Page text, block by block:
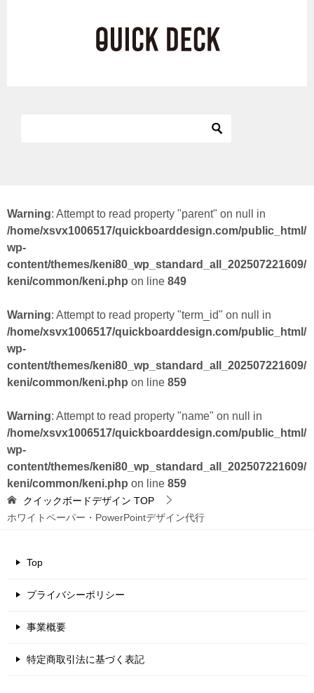
Warning: Attempt to read property "parent" on null in
/home/xsvx1006517/quickboarddesign.com/public_html/
wp-
content/themes/keni80_wp_standard_all_202507221609/
keni/common/keni.php on line 849
Warning: Attempt to read property "term_id" on null in
/home/xsvx1006517/quickboarddesign.com/public_html/
wp-
content/themes/keni80_wp_standard_all_202507221609/
keni/common/keni.php on line 859
Warning: Attempt to read property "name" on null in
/home/xsvx1006517/quickboarddesign.com/public_html/
wp-
content/themes/keni80_wp_standard_all_202507221609/
keni/common/keni.php on line 859
クイックボードデザイン TOP
ホワイトペーパー・PowerPointデザイン代行
Top
プライバシーポリシー
事業概要
特定商取引法に基づく表記